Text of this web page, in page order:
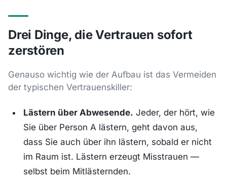
Drei Dinge, die Vertrauen sofort
zerstören
Genauso wichtig wie der Aufbau ist das Vermeiden
der typischen Vertrauenskiller:
Lästern über Abwesende. Jeder, der hört, wie
Sie über Person A lästern, geht davon aus,
dass Sie auch über ihn lästern, sobald er nicht
im Raum ist. Lästern erzeugt Misstrauen —
selbst beim Mitlästernden.